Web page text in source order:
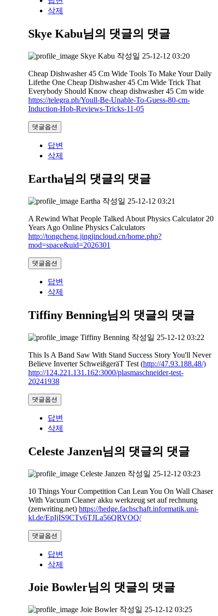
삭제
Skye Kabu님의 댓글의 댓글
Skye Kabu 작성일 25-12-12 03:20
Cheap Dishwasher 45 Cm Wide Tools To Make Your Daily
Lifethe One Cheap Dishwasher 45 Cm Wide Trick That
Everybody Should Know cheap dishwasher 45 Cm wide
https://telegra.ph/Youll-Be-Unable-To-Guess-80-cm-
Induction-Hob-Reviews-Tricks-11-05
댓글옵션
답변
삭제
Eartha님의 댓글의 댓글
Eartha 작성일 25-12-12 03:21
A Rewind What People Talked About Physics Calculator 20
Years Ago Online Physics Calculators
http://tongcheng.jingjincloud.cn/home.php?
mod=space&uid=2026301
댓글옵션
답변
삭제
Tiffiny Benning님의 댓글의 댓글
Tiffiny Benning 작성일 25-12-12 03:22
This Is A Band Saw With Stand Success Story You'll Never
Believe Inverter SchweißgeräT Test (http://47.93.188.48/)
http://124.221.131.162:3000/plasmaschneider-test-
20241938
댓글옵션
답변
삭제
Celeste Janzen님의 댓글의 댓글
Celeste Janzen 작성일 25-12-12 03:23
10 Things Your Competition Can Lean You On Wall Chaser
With Vacuum Cleaner akku werkzeug set auf rechnung
(zenwriting.net) https://hedge.fachschaft.informatik.uni-
kl.de/EpIjIS9CTv6TJLa56QRVOQ/
댓글옵션
답변
삭제
Joie Bowler님의 댓글의 댓글
Joie Bowler 작성일 25-12-12 03:25